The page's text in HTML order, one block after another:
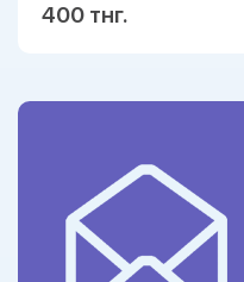
400 тнг.